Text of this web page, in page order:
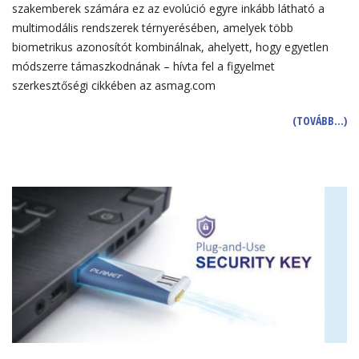
szakemberek számára ez az evolúció egyre inkább látható a
multimodális rendszerek térnyerésében, amelyek több
biometrikus azonosítót kombinálnak, ahelyett, hogy egyetlen
módszerre támaszkodnának – hívta fel a figyelmet
szerkesztőségi cikkében az asmag.com
(TOVÁBB…)